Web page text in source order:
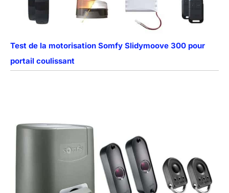
Test de la motorisation Somfy Slidymoove 300 pour
portail coulissant